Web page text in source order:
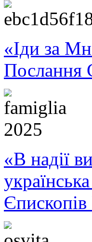
«Іди за
Послання
«В надії